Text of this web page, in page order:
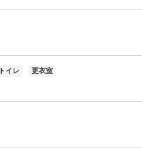
トイレ 更衣室